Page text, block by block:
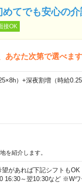
てでも安心の介
接OK
あなた次第で選べます
）+深夜割増（時給
紹介します。
があれば下記シフトも
16:30～翌10:30など ※W